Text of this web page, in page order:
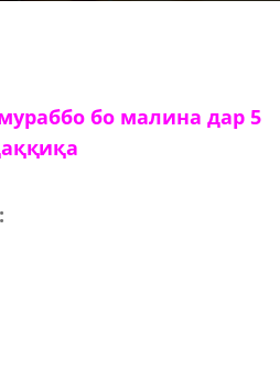
бо малина дар 5